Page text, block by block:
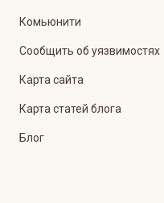
Комьюнити
Сообщить об уязвимостях
Карта сайта
Карта статей блога
Блог